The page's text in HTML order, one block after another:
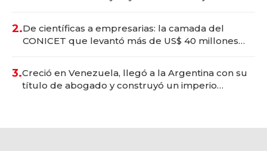
2.De científicas a empresarias: la camada del
CONICET que levantó más de US$ 40 millones
3.Creció en Venezuela, llegó a la Argentina con su
título de abogado y construyó un imperio